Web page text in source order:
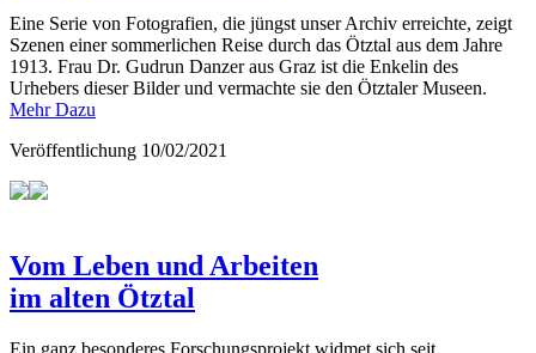
Eine Serie von Fotografien, die jüngst unser Archiv erreichte, zeigt
Szenen einer sommerlichen Reise durch das Ötztal aus dem Jahre
1913. Frau Dr. Gudrun Danzer aus Graz ist die Enkelin des
Urhebers dieser Bilder und vermachte sie den Ötztaler Museen.
Mehr Dazu
Veröffentlichung 10/02/2021
Vom Leben und Arbeiten
im alten Ötztal